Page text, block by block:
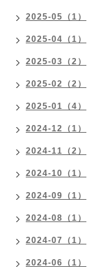
2025-05（1）
2025-04（1）
2025-03（2）
2025-02（2）
2025-01（4）
2024-12（1）
2024-11（2）
2024-10（1）
2024-09（1）
2024-08（1）
2024-07（1）
2024-06（1）